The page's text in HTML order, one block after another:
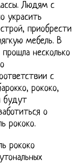
Людям с
украсить
приобрести
мебель. В
несколько
с
рококо,
будут
о
рококо.
рококо